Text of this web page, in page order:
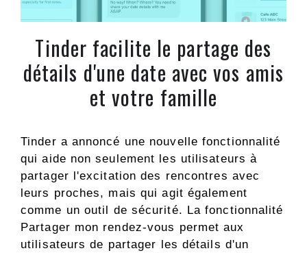
Tinder facilite le partage des
détails d'une date avec vos amis
et votre famille
Tinder a annoncé une nouvelle fonctionnalité
qui aide non seulement les utilisateurs à
partager l'excitation des rencontres avec
leurs proches, mais qui agit également
comme un outil de sécurité. La fonctionnalité
Partager mon rendez-vous permet aux
utilisateurs de partager les détails d'un